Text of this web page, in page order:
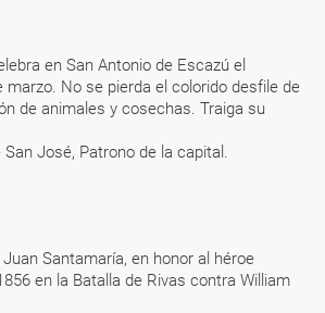
en San Antonio de Escazú el
marzo. No se pierda el colorido desfile de
de animales y cosechas. Traiga su
San José, Patrono de la capital.
Santamaría, en honor al héroe
en la Batalla de Rivas contra William